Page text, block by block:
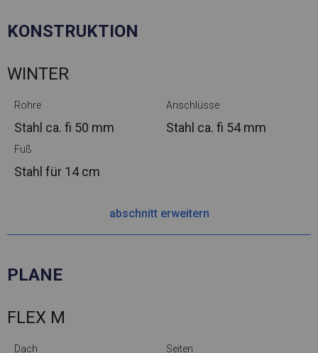
KONSTRUKTION
WINTER
Rohre
Stahl ca. fi 50 mm
Anschlüsse
Stahl ca. fi 54 mm
Fuß
Stahl für 14 cm
abschnitt erweitern
PLANE
FLEX M
Dach Seiten